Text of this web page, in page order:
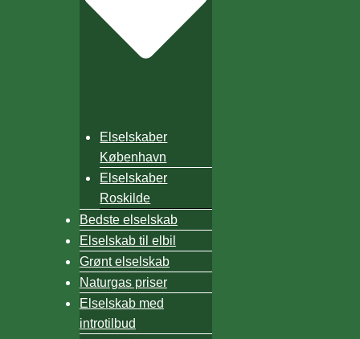
Elselskaber
København
Elselskaber
Roskilde
Bedste elselskab
Elselskab til elbil
Grønt elselskab
Naturgas priser
Elselskab med
introtilbud